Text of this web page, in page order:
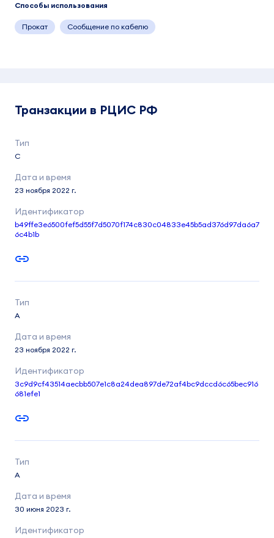
Способы использования
Прокат Сообщение по кабелю
Транзакции в РЦИС РФ
C
23 ноября 2022 г.
b49ffe3e6500fef5d55f7d5070f174c830c04833e45b5ad376d97da6a7
6c4b1b
A
23 ноября 2022 г.
3c9d9cf43514aecbb507e1c8a24dea897de72af4bc9dccd6c65bec916
681efe1
A
30 июня 2023 г.